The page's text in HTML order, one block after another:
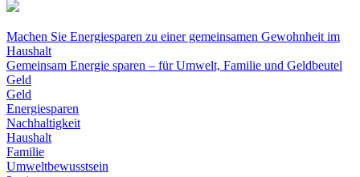
Machen Sie Energiesparen zu einer gemeinsamen Gewohnheit im
Haushalt
Gemeinsam Energie sparen – für Umwelt, Familie und Geldbeutel
Geld
Geld
Energiesparen
Nachhaltigkeit
Haushalt
Familie
Umweltbewusstsein